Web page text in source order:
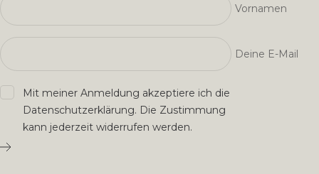
Vornamen
Deine E-Mail
Mit meiner Anmeldung akzeptiere ich die
Datenschutzerklärung. Die Zustimmung
kann jederzeit widerrufen werden.